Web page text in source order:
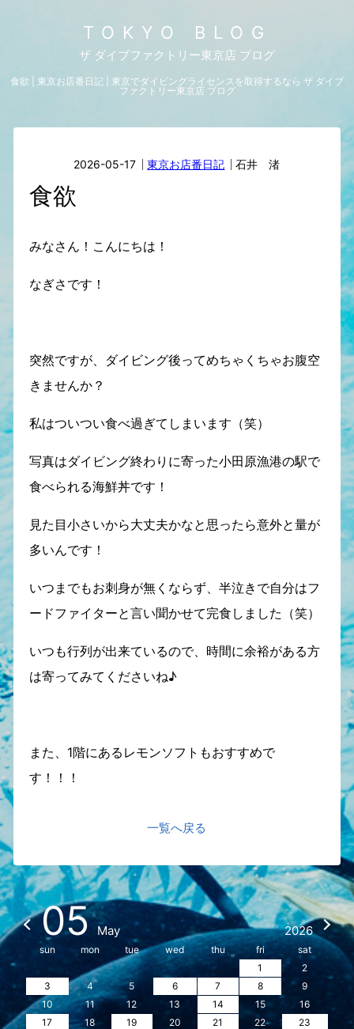
TOKYO BLOG
ザ ダイブファクトリー東京店 ブログ
食欲 | 東京お店番日記 | 東京でダイビングライセンスを取得するなら ザ ダイブ
ファクトリー東京店 ブログ
2026-05-17 東京お店番日記 石井 渚
食欲
みなさん！こんにちは！
なぎさです！
突然ですが、ダイビング後ってめちゃくちゃお腹空
きませんか？
私はついつい食べ過ぎてしまいます（笑）
写真はダイビング終わりに寄った小田原漁港の駅で
食べられる海鮮丼です！
見た目小さいから大丈夫かなと思ったら意外と量が
多いんです！
いつまでもお刺身が無くならず、半泣きで自分はフ
ードファイターと言い聞かせて完食しました（笑）
いつも行列が出来ているので、時間に余裕がある方
は寄ってみてくださいね♪
また、1階にあるレモンソフトもおすすめで
す！！！
一覧へ戻る
05 May 2026
sun mon tue wed thu fri
sat
1
2
3
4 5 6 7 8
9
10
11 12 13 14 15
16
17
18 19 20 21 22
23